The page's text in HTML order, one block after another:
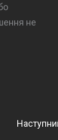
не